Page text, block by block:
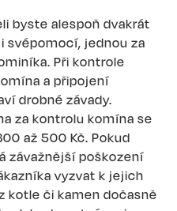
byste alespoň dvakrát
svépomocí, jednou za
Při kontrole
a připojení
drobné závady.
za kontrolu komína se
až 500 Kč. Pokud
závažnější poškození
vyzvat k jejich
kotle či kamen dočasně